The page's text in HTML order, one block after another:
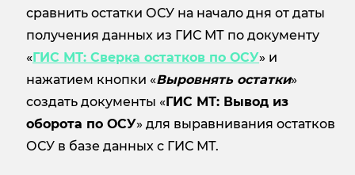
сравнить остатки ОСУ на начало дня от даты
получения данных из ГИС МТ по документу
« ГИС МТ: Сверка остатков по ОСУ» и
нажатием кнопки «Выровнять остатки»
создать документы « ГИС МТ: Вывод из
оборота по ОСУ» для выравнивания остатков
ОСУ в базе данных с ГИС МТ.